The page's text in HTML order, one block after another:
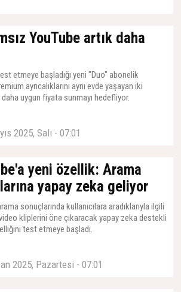
YouTube artık daha
etmeye başladığı yeni "Duo" abonelik
ayrıcalıklarını aynı evde yaşayan iki
daha uygun fiyata sunmayı hedefliyor.
2025, Salı - 07:01
yeni özellik: Arama
yapay zeka geliyor
sonuçlarında kullanıcılara aradıklarıyla ilgili
kliplerini öne çıkaracak yapay zeka destekli
test etmeye başladı.
2025, Pazartesi - 07:01